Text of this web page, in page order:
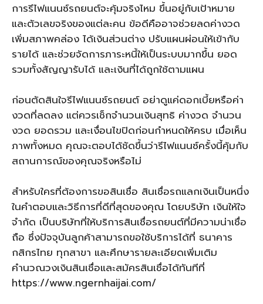
การรีไฟแนนซ์รถยนต์จะคุ้มจริงไหม ขึ้นอยู่กับเป้าหมาย
และตัวเลขจริงของแต่ละคน ข้อดีคืออาจช่วยลดค่างวด
เพิ่มสภาพคล่อง ได้เงินส่วนต่าง ปรับแผนผ่อนให้เข้ากับ
รายได้ และช่วยจัดการภาระหนี้ให้เป็นระบบมากขึ้น ยอด
รวมทั้งสัญญารับได้ และเงินที่ได้ถูกใช้ตามแผน
ก่อนตัดสินใจรีไฟแนนซ์รถยนต์ อย่าดูแค่ดอกเบี้ยหรือค่า
งวดที่ลดลง แต่ควรเช็กจำนวนเงินสุทธิ ค่างวด จำนวน
งวด ยอดรวม และเงื่อนไขปิดก่อนกำหนดให้ครบ เมื่อเห็น
ภาพทั้งหมด คุณจะตอบได้ชัดขึ้นว่ารีไฟแนนซ์ครั้งนี้คุ้มกับ
สถานการณ์ของคุณจริงหรือไม่
สำหรับใครที่ต้องการขอสินเชื่อ สินเชื่อรถแลกเงินเป็นหนึ่ง
ในคำตอบและวิธีการที่ดีที่สุดของคุณ โดยบริษัท เงินให้ใจ
จำกัด เป็นบริษัทที่ให้บริการสินเชื่อรถยนต์ที่มีความน่าเชื่อ
ถือ ซึ่งปัจจุบันลูกค้าสามารถขอใช้บริการได้ที่ ธนาคาร
กสิกรไทย ทุกสาขา และศึกษารายละเอียดเพิ่มเติม
คำนวณวงเงินสินเชื่อและสมัครสินเชื่อได้ทันทีที่
https://www.ngernhaijai.com/